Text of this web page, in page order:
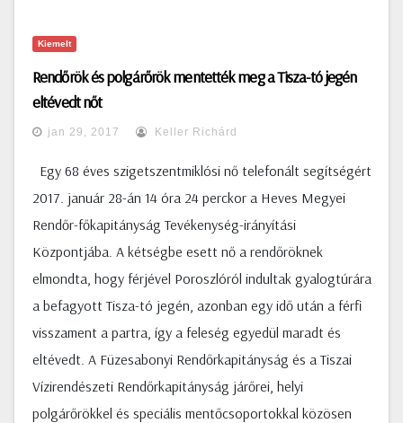
Kiemelt
Rendőrök és polgárőrök mentették meg a Tisza-tó jegén
eltévedt nőt
jan 29, 2017 Keller Richárd
Egy 68 éves szigetszentmiklósi nő telefonált segítségért
2017. január 28-án 14 óra 24 perckor a Heves Megyei
Rendőr-főkapitányság Tevékenység-irányítási
Központjába. A kétségbe esett nő a rendőröknek
elmondta, hogy férjével Poroszlóról indultak gyalogtúrára
a befagyott Tisza-tó jegén, azonban egy idő után a férfi
visszament a partra, így a feleség egyedül maradt és
eltévedt. A Füzesabonyi Rendőrkapitányság és a Tiszai
Vízirendészeti Rendőrkapitányság járőrei, helyi
polgárőrökkel és speciális mentőcsoportokkal közösen